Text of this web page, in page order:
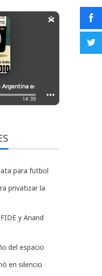
para futbol
privatizar la
y Anand
del espacio
en silencio